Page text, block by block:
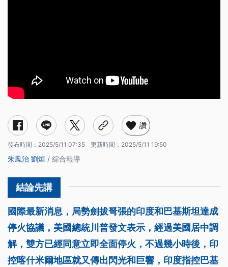
讚
發布時間： 2025/5/11 07:35 更新時間： 2025/5/11 19:50
朱鳳治 劉烜 / 綜合報導
國際最新消息，局勢劍拔弩張的印度和巴基斯坦達成
停火協議，美國總統川普發文表示，經過美國居中調
解，雙方已經同意立即全面停火，不過幾小時後，印
控喀什米爾地區就又傳出閃光和巨響，印度指控巴基